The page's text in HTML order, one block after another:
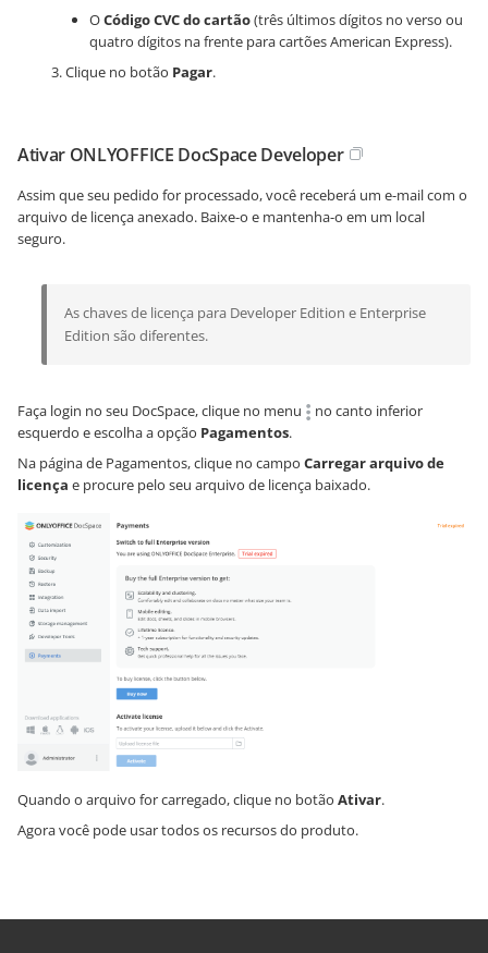
OCódigo CVC do cartão(três últimos dígitos no verso ou
quatro dígitos na frente para cartões American Express).
Clique no botão Pagar.
Ativar ONLYOFFICE DocSpace Developer
Assim que seu pedido for processado, você receberá um e-mail com o
arquivo de licença anexado. Baixe-o e mantenha-o em um local
seguro.
As chaves de licença para Developer Edition e Enterprise
Edition são diferentes.
Faça login no seu DocSpace, clique no menu
no canto inferior
esquerdo e escolha a opção Pagamentos.
Na página de Pagamentos, clique no campo Carregar arquivo de
licença e procure pelo seu arquivo de licença baixado.
Quando o arquivo for carregado, clique no botão Ativar.
Agora você pode usar todos os recursos do produto.